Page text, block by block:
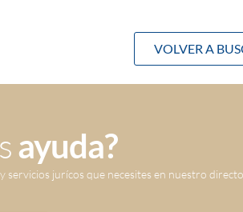
VOLVER A
ayuda?
servicios jurícos que necesites en nuestro